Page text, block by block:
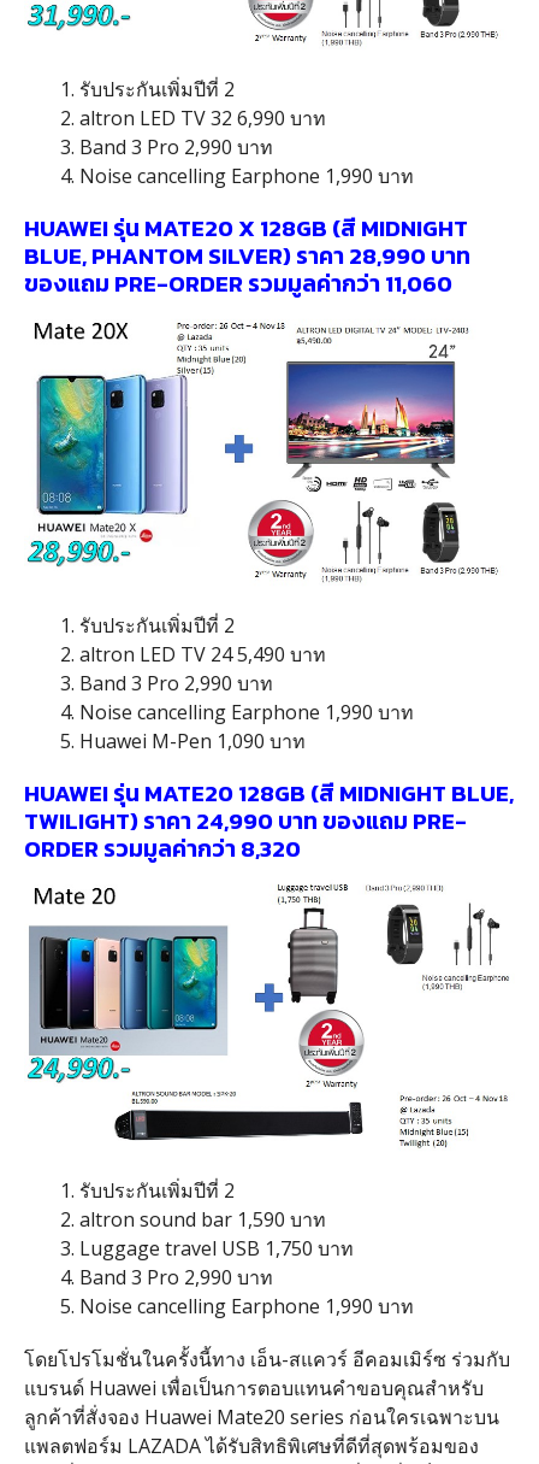
1. รับประกันเพิ่มปีที่ 2
2. altron LED TV 32 6,990 บาท
3. Band 3 Pro 2,990 บาท
4. Noise cancelling Earphone 1,990 บาท
HUAWEI รุ่น MATE20 X 128GB (สี MIDNIGHT
BLUE, PHANTOM SILVER) ราคา 28,990 บาท
ของแถม PRE-ORDER รวมมูลค่ากว่า 11,060
1. รับประกันเพิ่มปีที่ 2
2. altron LED TV 24 5,490 บาท
3. Band 3 Pro 2,990 บาท
4. Noise cancelling Earphone 1,990 บาท
5. Huawei M-Pen 1,090 บาท
HUAWEI รุ่น MATE20 128GB (สี MIDNIGHT BLUE,
TWILIGHT) ราคา 24,990 บาท ของแถม PRE-
ORDER รวมมูลค่ากว่า 8,320
1. รับประกันเพิ่มปีที่ 2
2. altron sound bar 1,590 บาท
3. Luggage travel USB 1,750 บาท
4. Band 3 Pro 2,990 บาท
5. Noise cancelling Earphone 1,990 บาท
โดยโปรโมชั่นในครั้งนี้ทาง เอ็น-สแควร์ อีคอมเมิร์ซ ร่วมกับ
แบรนด์ Huawei เพื่อเป็นการตอบแทนคำขอบคุณสำหรับ
ลูกค้าที่สั่งจอง Huawei Mate20 series ก่อนใครเฉพาะบน
แพลตฟอร์ม LAZADA ได้รับสิทธิพิเศษที่ดีที่สุดพร้อมของ